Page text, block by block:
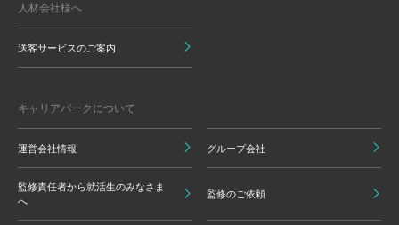
人材会社様へ
送客サービスのご案内
キャリアパークについて
運営会社情報 グループ会社
監修責任者から就活生のみなさま
へ
監修のご依頼